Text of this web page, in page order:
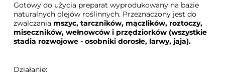
Gotowy do użycia preparat wyprodukowany na bazie
naturalnych olejów roślinnych. Przeznaczony jest do
zwalczania mszyc, tarczników, mączlików, roztoczy,
miseczników, wełnowców i przędziorków (wszystkie
stadia rozwojowe - osobniki dorosłe, larwy, jaja).
Działanie: